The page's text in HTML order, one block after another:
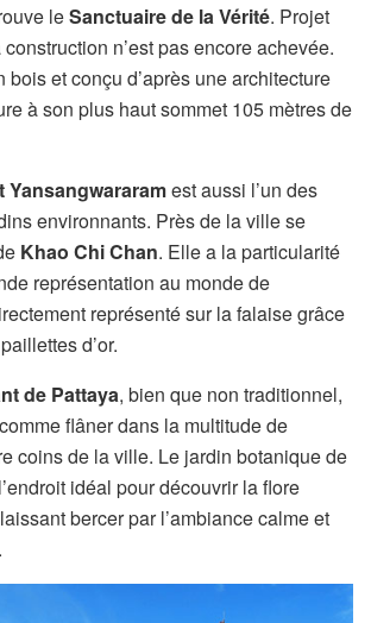
leSanctuaire de la Vérité. Projet
n’est pas encore achevée.
bois et conçu d’après une architecture
à son plus haut sommet 105 mètres de
Yansangwararamest aussi l’un des
environnants. Près de la ville se
Khao Chi Chan. Elle a la particularité
représentation au monde de
représenté sur la falaise grâce
d’or.
de Pattaya, bien que non traditionnel,
flâner dans la multitude de
coins de la ville. Le jardin botanique de
idéal pour découvrir la flore
bercer par l’ambiance calme et